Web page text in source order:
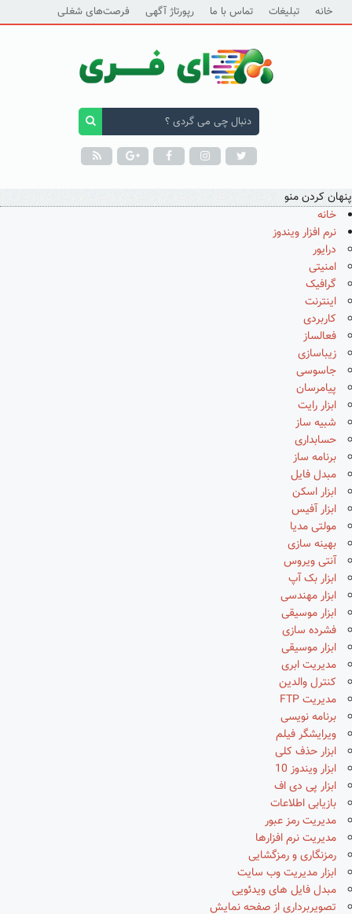
خانه تبلیغات تماس با ما رپورتاژ آگهی فرصت‌های شغلی
پنهان کردن منو
خانه
نرم افزار ویندوز
درایور
امنیتی
گرافیک
اینترنت
کاربردی
فعالساز
زیباسازی
جاسوسی
پیامرسان
ابزار رایت
شبیه ساز
حسابداری
برنامه ساز
مبدل فایل
ابزار اسکن
ابزار آفیس
مولتی مدیا
بهینه سازی
آنتی ویروس
ابزار بک آپ
ابزار مهندسی
ابزار موسیقی
فشرده سازی
ابزار موسیقی
مدیریت ابری
کنترل والدین
مدیریت FTP
برنامه نویسی
ویرایشگر فیلم
ابزار حذف کلی
ابزار ویندوز 10
ابزار پی دی اف
بازیابی اطلاعات
مدیریت رمز عبور
مدیریت نرم افزارها
رمزنگاری و رمزگشایی
ابزار مدیریت وب سایت
مبدل فایل های ویدئویی
تصویربرداری از صفحه نمایش